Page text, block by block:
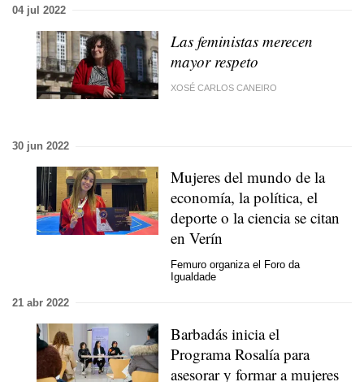
04 jul 2022
Las feministas merecen
mayor respeto
XOSÉ CARLOS CANEIRO
30 jun 2022
Mujeres del mundo de la
economía, la política, el
deporte o la ciencia se citan
en Verín
Femuro organiza el Foro da
Igualdade
21 abr 2022
Barbadás inicia el
Programa Rosalía para
asesorar y formar a mujeres